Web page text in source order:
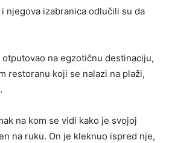
njegova izabranica odlučili su da
na egzotičnu destinaciju,
restoranu koji se nalazi na plaži,
na kom se vidi kako je svojoj
na ruku. On je kleknuo ispred nje,